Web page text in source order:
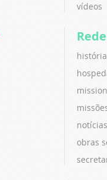
vídeos
notícias
obras